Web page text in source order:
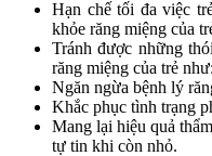
Hạn chế tối đa việc
khỏe răng miệng của
Tránh được những
răng miệng của trẻ
Ngăn ngừa bệnh lý
Khắc phục tình trạng
Mang lại hiệu quả
tự tin khi còn nhỏ.